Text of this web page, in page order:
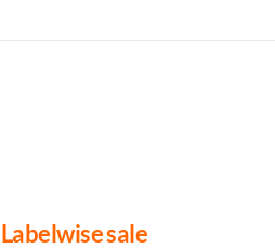
Labelwise sale